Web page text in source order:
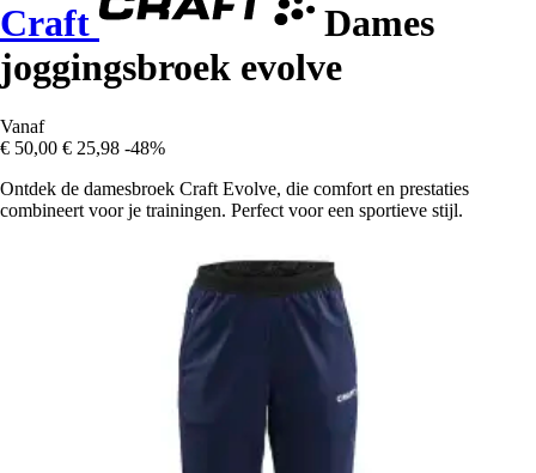
Craft
Dames
joggingsbroek evolve
Vanaf
€ 50,00 € 25,98 -48%
Ontdek de damesbroek Craft Evolve, die comfort en prestaties
combineert voor je trainingen. Perfect voor een sportieve stijl.